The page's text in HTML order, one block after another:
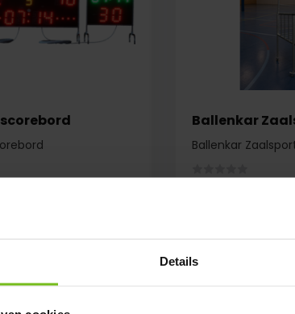
Details
Ballenkar
Ballenkar